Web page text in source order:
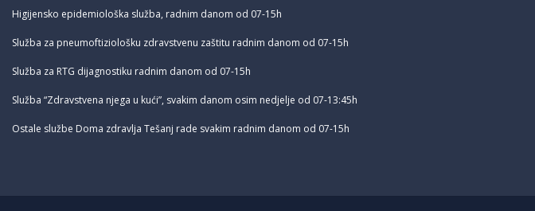
Higijensko epidemiološka služba, radnim danom od 07-15h
Služba za pneumoftiziološku zdravstvenu zaštitu radnim danom od 07-15h
Služba za RTG dijagnostiku radnim danom od 07-15h
Služba “Zdravstvena njega u kući”, svakim danom osim nedjelje od 07-13:45h
Ostale službe Doma zdravlja Tešanj rade svakim radnim danom od 07-15h